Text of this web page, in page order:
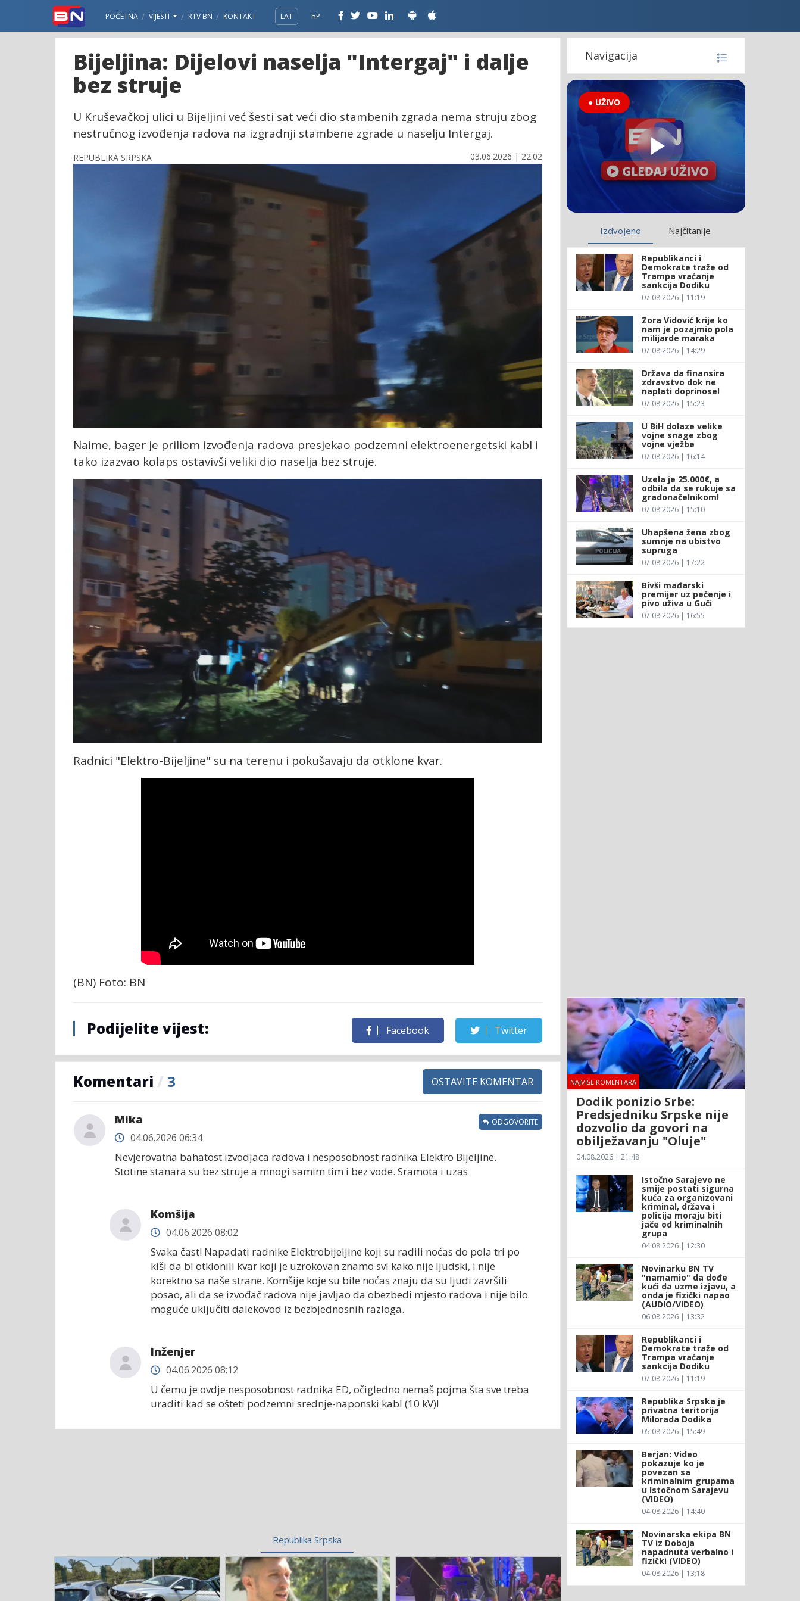
POČETNA VIJESTI RTV BN KONTAKT LAT ЋР
Bijeljina: Dijelovi naselja "Intergaj" i dalje
bez struje
U Kruševačkoj ulici u Bijeljini već šesti sat veći dio stambenih zgrada nema struju zbog
nestručnog izvođenja radova na izgradnji stambene zgrade u naselju Intergaj.
REPUBLIKA SRPSKA 03.06.2026 | 22:02
Naime, bager je priliom izvođenja radova presjekao podzemni elektroenergetski kabl i
tako izazvao kolaps ostavivši veliki dio naselja bez struje.
Radnici "Elektro-Bijeljine" su na terenu i pokušavaju da otklone kvar.
(BN) Foto: BN
Podijelite vijest: Facebook Twitter
Komentari / 3 OSTAVITE KOMENTAR
Mika
04.06.2026 06:34
Nevjerovatna bahatost izvodjaca radova i nesposobnost radnika Elektro Bijeljine.
Stotine stanara su bez struje a mnogi samim tim i bez vode. Sramota i uzas
ODGOVORITE
Komšija
04.06.2026 08:02
Svaka čast! Napadati radnike Elektrobijeljine koji su radili noćas do pola tri po
kiši da bi otklonili kvar koji je uzrokovan znamo svi kako nije ljudski, i nije
korektno sa naše strane. Komšije koje su bile noćas znaju da su ljudi završili
posao, ali da se izvođač radova nije javljao da obezbedi mjesto radova i nije bilo
moguće uključiti dalekovod iz bezbjednosnih razloga.
Inženjer
04.06.2026 08:12
U čemu je ovdje nesposobnost radnika ED, očigledno nemaš pojma šta sve treba
uraditi kad se ošteti podzemni srednje-naponski kabl (10 kV)!
Republika Srpska
Navigacija
● UŽIVO
Izdvojeno Najčitanije
Republikanci i
Demokrate traže od
Trampa vraćanje
sankcija Dodiku
07.08.2026 | 11:19
Zora Vidović krije ko
nam je pozajmio pola
milijarde maraka
07.08.2026 | 14:29
Država da finansira
zdravstvo dok ne
naplati doprinose!
07.08.2026 | 15:23
U BiH dolaze velike
vojne snage zbog
vojne vježbe
07.08.2026 | 16:14
Uzela je 25.000€, a
odbila da se rukuje sa
gradonačelnikom!
07.08.2026 | 15:10
Uhapšena žena zbog
sumnje na ubistvo
supruga
07.08.2026 | 17:22
Bivši mađarski
premijer uz pečenje i
pivo uživa u Guči
07.08.2026 | 16:55
NAJVIŠE KOMENTARA
Dodik ponizio Srbe:
Predsjedniku Srpske nije
dozvolio da govori na
obilježavanju "Oluje"
04.08.2026 | 21:48
Istočno Sarajevo ne
smije postati sigurna
kuća za organizovani
kriminal, država i
policija moraju biti
jače od kriminalnih
grupa
04.08.2026 | 12:30
Novinarku BN TV
"namamio" da dođe
kući da uzme izjavu, a
onda je fizički napao
(AUDIO/VIDEO)
06.08.2026 | 13:32
Republikanci i
Demokrate traže od
Trampa vraćanje
sankcija Dodiku
07.08.2026 | 11:19
Republika Srpska je
privatna teritorija
Milorada Dodika
05.08.2026 | 15:49
Berjan: Video
pokazuje ko je
povezan sa
kriminalnim grupama
u Istočnom Sarajevu
(VIDEO)
04.08.2026 | 14:40
Novinarska ekipa BN
TV iz Doboja
napadnuta verbalno i
fizički (VIDEO)
04.08.2026 | 13:18